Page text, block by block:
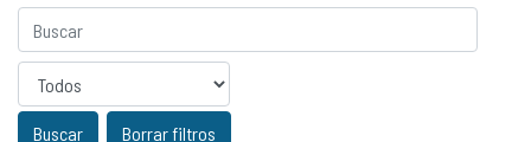
Sexo
Borrar filtros